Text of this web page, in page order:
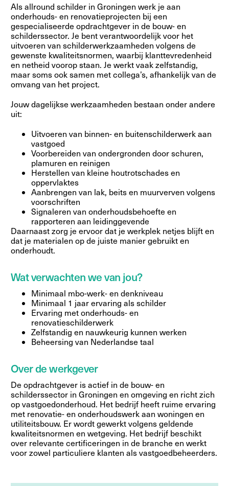
Als allround schilder in Groningen werk je aan
onderhouds- en renovatieprojecten bij een
gespecialiseerde opdrachtgever in de bouw- en
schilderssector. Je bent verantwoordelijk voor het
uitvoeren van schilderwerkzaamheden volgens de
gewenste kwaliteitsnormen, waarbij klanttevredenheid
en netheid voorop staan. Je werkt vaak zelfstandig,
maar soms ook samen met collega’s, afhankelijk van de
omvang van het project.
Jouw dagelijkse werkzaamheden bestaan onder andere
uit:
Uitvoeren van binnen- en buitenschilderwerk aan
vastgoed
Voorbereiden van ondergronden door schuren,
plamuren en reinigen
Herstellen van kleine houtrotschades en
oppervlaktes
Aanbrengen van lak, beits en muurverven volgens
voorschriften
Signaleren van onderhoudsbehoefte en
rapporteren aan leidinggevende
Daarnaast zorg je ervoor dat je werkplek netjes blijft en
dat je materialen op de juiste manier gebruikt en
onderhoudt.
Wat verwachten we van jou?
Minimaal mbo-werk- en denkniveau
Minimaal 1 jaar ervaring als schilder
Ervaring met onderhouds- en
renovatieschilderwerk
Zelfstandig en nauwkeurig kunnen werken
Beheersing van Nederlandse taal
Over de werkgever
De opdrachtgever is actief in de bouw- en
schilderssector in Groningen en omgeving en richt zich
op vastgoedonderhoud. Het bedrijf heeft ruime ervaring
met renovatie- en onderhoudswerk aan woningen en
utiliteitsbouw. Er wordt gewerkt volgens geldende
kwaliteitsnormen en wetgeving. Het bedrijf beschikt
over relevante certificeringen in de branche en werkt
voor zowel particuliere klanten als vastgoedbeheerders.